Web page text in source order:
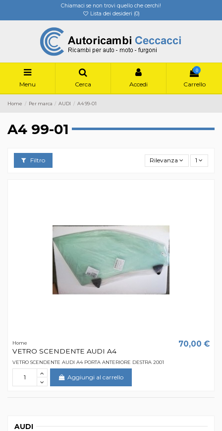
Chiamaci se non trovi quello che cerchi!
Lista dei desideri (0)
Menu Cerca Accedi
0
Carrello
Home Per marca AUDI A4 99-01
A4 99-01
Filtro Rilevanza 1
Home
VETRO SCENDENTE AUDI A4
70,00 €
VETRO SCENDENTE AUDI A4 PORTA ANTERIORE DESTRA 2001
Aggiungi al carrello
AUDI